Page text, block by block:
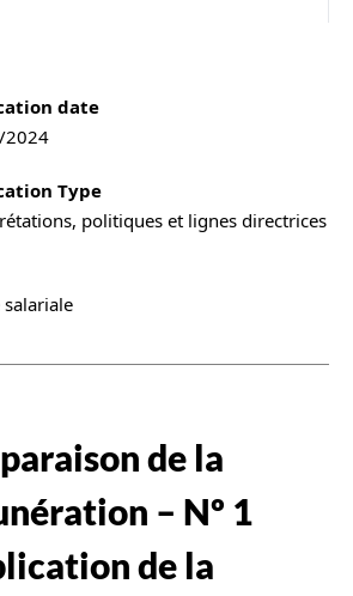
information
date
Type
politiques et lignes directrices
salariale
de la
– Nº 1
de la